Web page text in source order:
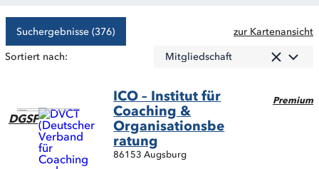
Suchergebnisse (376) zur Kartenansicht
Sortiert nach: Mitgliedschaft
DGSF
Premium
ICO – Institut für
Coaching &
Organisationsbe
ratung
86153 Augsburg